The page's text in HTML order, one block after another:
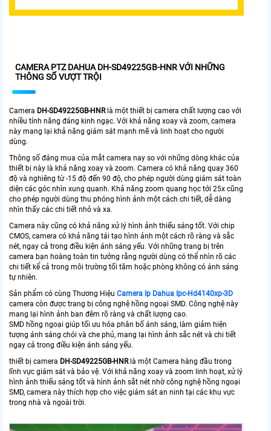
CAMERA PTZ DAHUA DH-SD49225GB-HNR VỚI NHỮNG
THÔNG SỐ VƯỢT TRỘI
Camera DH-SD49225GB-HNRlà một thiết bị camera chất lượng cao với
nhiều tính năng đáng kinh ngạc. Với khả năng xoay và zoom, camera
này mang lại khả năng giám sát mạnh mẽ và linh hoạt cho người
dùng.
Thông số đáng mua của mắt camera nay so với những dòng khác của
thiết bị này là khả năng xoay và zoom. Camera có khả năng quay 360
độ và nghiêng từ -15 độ đến 90 độ, cho phép người dùng giám sát toàn
diện các góc nhìn xung quanh. Khả năng zoom quang học tới 25x cũng
cho phép người dùng thu phóng hình ảnh một cách chi tiết, dễ dàng
nhìn thấy các chi tiết nhỏ và xa.
Camera này cũng có khả năng xử lý hình ảnh thiếu sáng tốt. Với chip
CMOS, camera có khả năng tái tạo hình ảnh một cách rõ ràng và sắc
nét, ngay cả trong điều kiện ánh sáng yếu. Với những trang bị trên
camera bạn hoàng toàn tin tưởng rằng người dùng có thể nhìn rõ các
chi tiết kể cả trong môi trường tối tăm hoặc phòng không có ánh sáng
tự nhiên.
Sản phẩm có cùng Thương Hiệu Camera Ip Dahua Ipc-Hd4140xp-3D
camera còn được trang bị công nghệ hồng ngoại SMD. Công nghệ này
mang lại hình ảnh ban đêm rõ ràng và chất lượng cao.
SMD hồng ngoại giúp tối ưu hóa phân bố ánh sáng, làm giảm hiện
tượng ánh sáng chói và che phủ, mang lại hình ảnh sắc nét và chi tiết
ngay cả trong điều kiện ánh sáng yếu.
thiết bị camera DH-SD49225GB-HNRlà một Camera hàng đầu trong
lĩnh vực giám sát và bảo vệ. Với khả năng xoay và zoom linh hoạt, xử lý
hình ảnh thiếu sáng tốt và hình ảnh sắt nét nhờ công nghệ hồng ngoại
SMD, camera này thích hợp cho việc giám sát an ninh tại các khu vực
trong nhà và ngoài trời.